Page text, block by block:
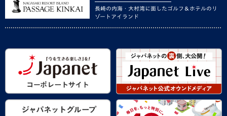
長崎の内海・大村湾に面したゴルフ＆ホテルのリ
ゾートアイランド